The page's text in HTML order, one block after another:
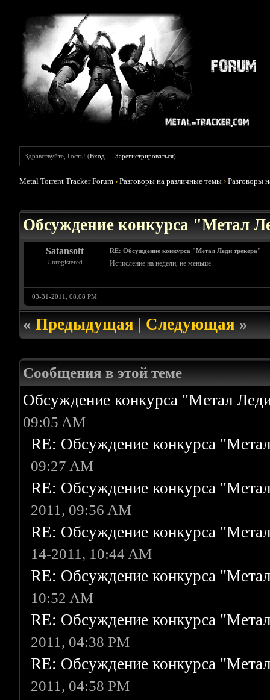
Здравствуйте, Гость! (Вход —Зарегистрироваться)
Metal Torrent Tracker Forum ›Разговоры на различные темы ›Разговоры
Обсуждение конкурса "Метал
Satansoft
Unregistered
RE: Обсуждение конкурса "Метал Леди трекера"
Исчисление на недели, не меньше.
03-31-2011, 08:08 PM
«Предыдущая|Следующая»
Сообщения в этой теме
Обсуждение конкурса "Метал
09:05 AM
RE: Обсуждение конкурса
09:27 AM
RE: Обсуждение конкурса
2011, 09:56 AM
RE: Обсуждение конкурса
14-2011, 10:44 AM
RE: Обсуждение конкурса
10:52 AM
RE: Обсуждение конкурса
2011, 04:38 PM
RE: Обсуждение конкурса
2011, 04:58 PM